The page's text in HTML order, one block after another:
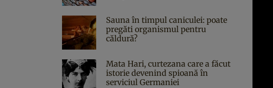
Sauna în timpul caniculei: poate
pregăti organismul pentru
căldură?
Mata Hari, curtezana care a făcut
istorie devenind spioană în
serviciul Germaniei